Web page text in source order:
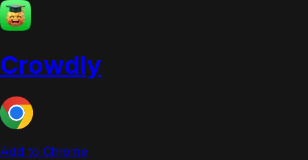
Crowdly
Add to Chrome